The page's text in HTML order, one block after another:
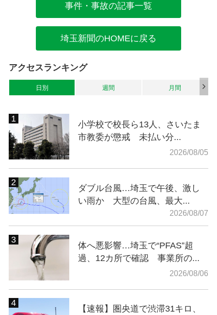
事件・事故の記事一覧
埼玉新聞のHOMEに戻る
アクセスランキング
日別 週間 月間
小学校で校長ら13人、さいたま
市教委が懲戒 未払い分...
2026/08/05
ダブル台風…埼玉で午後、激し
い雨か 大型の台風、最大...
2026/08/07
体へ悪影響…埼玉で“PFAS”超
過、12カ所で確認 事業所の...
2026/08/06
【速報】圏央道で渋滞31キロ、